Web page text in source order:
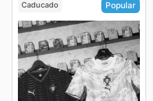
Caducado Popular